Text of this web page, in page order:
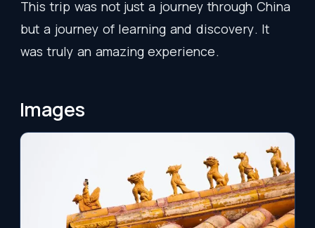
This trip was not just a journey through China
but a journey of learning and discovery. It
was truly an amazing experience.
Images